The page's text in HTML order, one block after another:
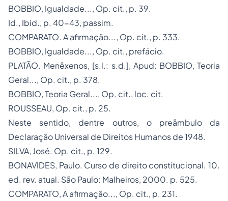
BOBBIO, Igualdade..., Op. cit., p. 39.
Id., Ibid., p. 40-43, passim.
COMPARATO. A afirmação..., Op. cit., p. 333.
BOBBIO, Igualdade..., Op. cit., prefácio.
PLATÃO. Menêxenos, [s.l.: s.d.], Apud: BOBBIO,Teoria
Geral..., Op. cit., p. 378.
BOBBIO,Teoria Geral..., Op. cit., loc. cit.
ROUSSEAU, Op. cit., p. 25.
Neste sentido, dentre outros, o preâmbulo da
Declaração Universal de Direitos Humanosde 1948.
SILVA, José. Op. cit., p. 129.
BONAVIDES, Paulo. Curso de direito constitucional. 10.
ed. rev. atual. São Paulo: Malheiros, 2000. p. 525.
COMPARATO,A afirmação..., Op. cit., p. 231.